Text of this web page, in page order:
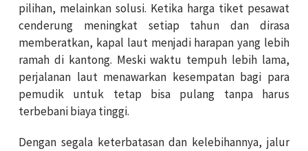
pilihan, melainkan solusi. Ketika harga tiket pesawat
cenderung meningkat setiap tahun dan dirasa
memberatkan, kapal laut menjadi harapan yang lebih
ramah di kantong. Meski waktu tempuh lebih lama,
perjalanan laut menawarkan kesempatan bagi para
pemudik untuk tetap bisa pulang tanpa harus
terbebani biaya tinggi.
Dengan segala keterbatasan dan kelebihannya, jalur